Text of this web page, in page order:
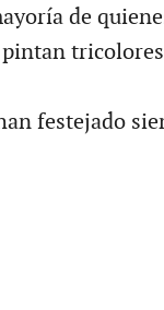
de
festejado